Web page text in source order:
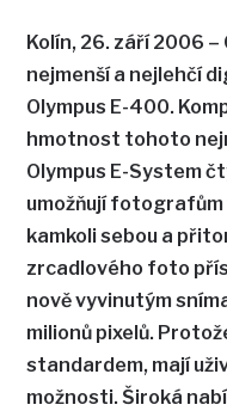
Kolín, 26. září 2006
nejmenší a nejlehčí
Olympus E-400.
hmotnost tohoto
Olympus E-System
umožňují
kamkoli sebou a
zrcadlového foto
nově vyvinutým
milionů pixelů.
standardem, mají
možnosti. Široká